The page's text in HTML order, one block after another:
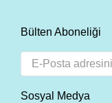
Bülten Aboneliği
Sosyal Medya